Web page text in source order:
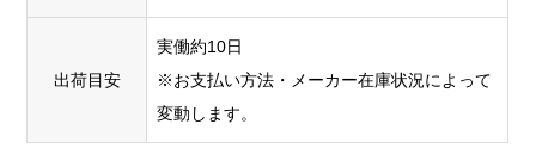
出荷目安
実働約10日
※お支払い方法・メーカー在庫状況によって
変動します。